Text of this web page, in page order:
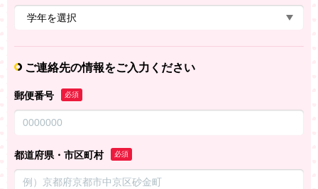
ご連絡先の情報をご入力ください
郵便番号 必須
都道府県・市区町村 必須